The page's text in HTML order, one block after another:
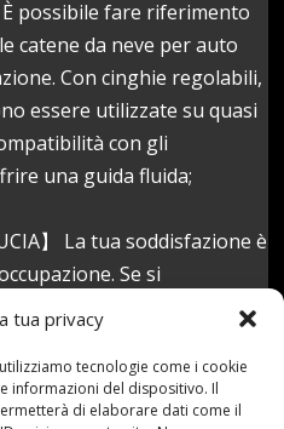
tua privacy
tecnologie come i cookie
informazioni del dispositivo. Il
di elaborare dati come il
È possibile fare riferimento
catene da neve per auto
Con cinghie regolabili,
essere utilizzate su quasi
con gli
una guida fluida;
】 La tua soddisfazione è
Se si
il prodotto, non
per affrontarlo e
100% di sostituzione o